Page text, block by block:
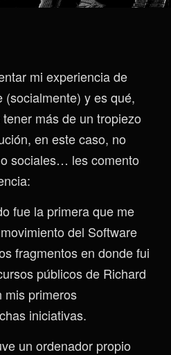
mi experiencia de
y es qué,
más de un tropiezo
en este caso, no
sociales… les comento
fue la primera que me
del Software
fragmentos en donde fui
públicos de Richard
mis primeros
iniciativas.
un ordenador propio